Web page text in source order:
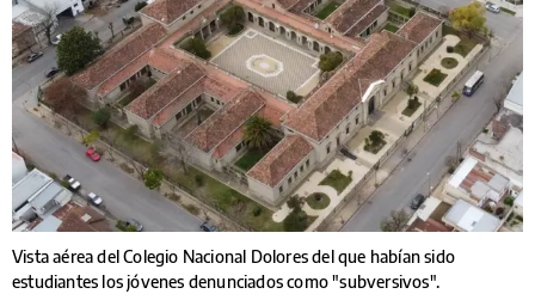
Vista aérea del Colegio Nacional Dolores del que habían sido
estudiantes los jóvenes denunciados como "subversivos".